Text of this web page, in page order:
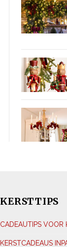
KERSTTIPS
CADEAUTIPS VOOR
KERSTCADEAUS